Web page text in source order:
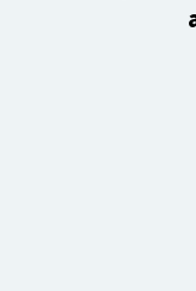
Основні